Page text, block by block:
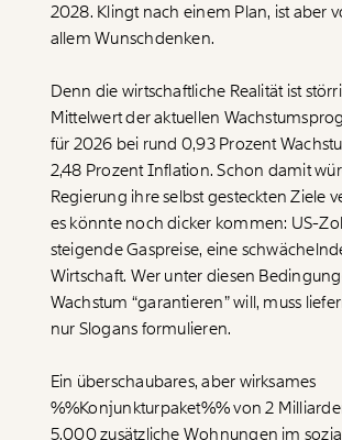
Parlagram
Pressebereich
2028. Klingt nach einem Plan, ist aber
allem Wunschdenken.
Denn die wirtschaftliche Realität ist
Mittelwert der aktuellen
für 2026 bei rund 0,93 Prozent
2,48 Prozent Inflation. Schon damit
Regierung ihre selbst gesteckten Ziele
es könnte noch dicker kommen: US-
steigende Gaspreise, eine
Wirtschaft. Wer unter diesen
Wachstum “garantieren” will, muss
nur Slogans formulieren.
Ein überschaubares, aber wirksames
%%Konjunkturpaket%% von 2
5.000 zusätzliche Wohnungen im